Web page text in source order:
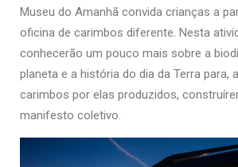
Museu do Amanhã convida crianças a
oficina de carimbos diferente. Nesta
conhecerão um pouco mais sobre a
planeta e a história do dia da Terra para,
carimbos por elas produzidos,
manifesto coletivo.